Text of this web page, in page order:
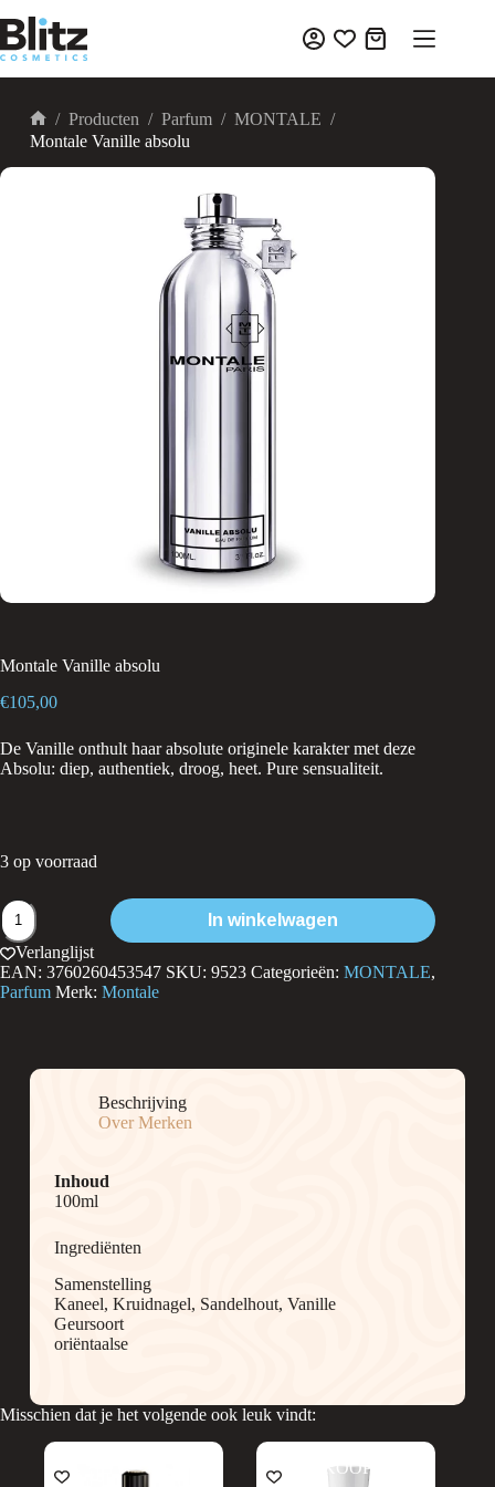
naar
de
Winkelwagen
Home
/ Producten / Parfum / MONTALE /
Montale Vanille absolu
Montale Vanille absolu
€105,00
De Vanille onthult haar absolute originele karakter met deze
Absolu: diep, authentiek, droog, heet. Pure sensualiteit.
3 op voorraad
Montale
Vanille
absolu
aantal
In winkelwagen
Verlanglijst
EAN: 3760260453547 SKU: 9523 Categorieën: MONTALE,
Parfum Merk: Montale
Beschrijving
Over Merken
Inhoud
100ml
Ingrediënten
Samenstelling
Kaneel, Kruidnagel, Sandelhout, Vanille
Geursoort
oriëntaalse
Misschien dat je het volgende ook leuk vindt:
UITVERKOOP